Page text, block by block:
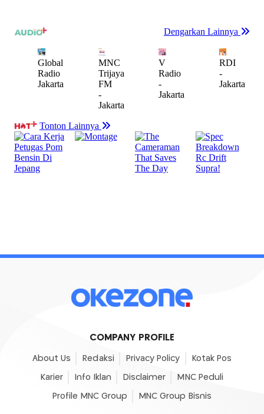
COMPANY PROFILE
About Us Redaksi Privacy Policy Kotak Pos
Karier Info Iklan Disclaimer MNC Peduli
Profile MNC Group MNC Group Bisnis